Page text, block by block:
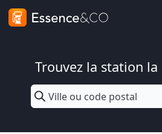
Trouvez la station